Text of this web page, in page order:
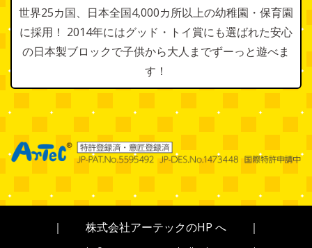
世界25カ国、日本全国4,000カ所以上の幼稚園・保育園
に採用！ 2014年にはグッド・トイ賞にも選ばれた安心
の日本製ブロックで子供から大人までずーっと遊べま
す！
｜ 株式会社アーテックのHP へ ｜